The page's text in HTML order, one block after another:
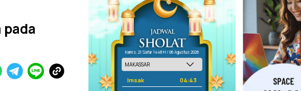
Kamis, 21 Safar 1448 H / 06 Agustus 2026
Imsak 04:43